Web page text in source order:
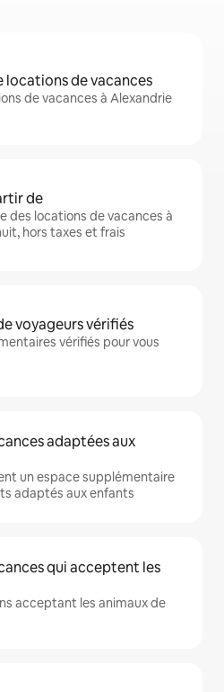
de vacances
de vacances à Alexandrie
de
des locations de vacances à
hors taxes et frais
voyageurs vérifiés
vérifiés pour vous
adaptées aux
un espace supplémentaire
adaptés aux enfants
qui acceptent les
acceptant les animaux de